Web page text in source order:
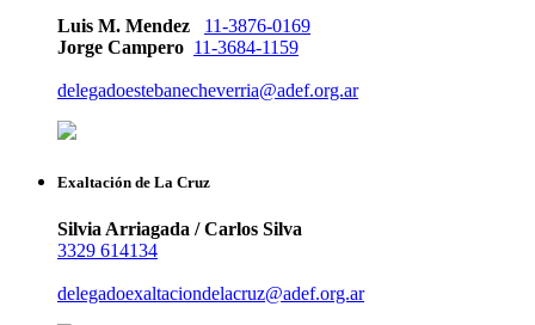
Luis M. Mendez
11-3876-0169
Jorge Campero 11-3684-1159
delegadoestebanecheverria@adef.org.ar
Exaltación de La Cruz
Silvia Arriagada / Carlos Silva
3329 614134
delegadoexaltaciondelacruz@adef.org.ar